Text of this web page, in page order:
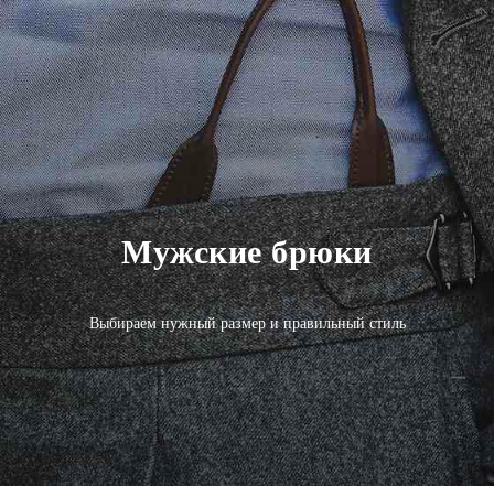
Мужские брюки
Выбираем нужный размер и правильный стиль